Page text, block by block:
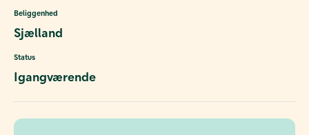
Beliggenhed
Sjælland
Status
Igangværende